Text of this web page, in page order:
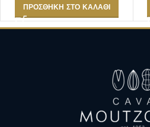
ΠΡΟΣΘΉΚΗ ΣΤΟ ΚΑΛΆΘΙ